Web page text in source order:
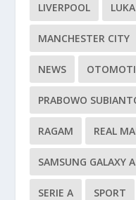
LIVERPOOL
MANCHESTER CITY
NEWS
PRABOWO
RAGAM REAL
SAMSUNG GALAXY
SERIE A SPORT